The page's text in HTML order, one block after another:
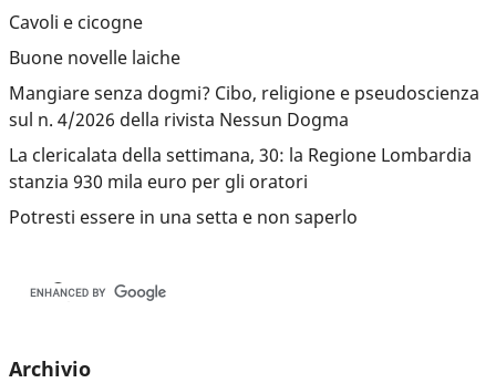
Cavoli e cicogne
Buone novelle laiche
Mangiare senza dogmi? Cibo, religione e pseudoscienza
sul n. 4/2026 della rivista Nessun Dogma
La clericalata della settimana, 30: la Regione Lombardia
stanzia 930 mila euro per gli oratori
Potresti essere in una setta e non saperlo
Archivio